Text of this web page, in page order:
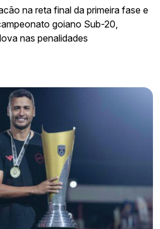
na reta final da primeira fase e
goiano Sub-20,
nas penalidades